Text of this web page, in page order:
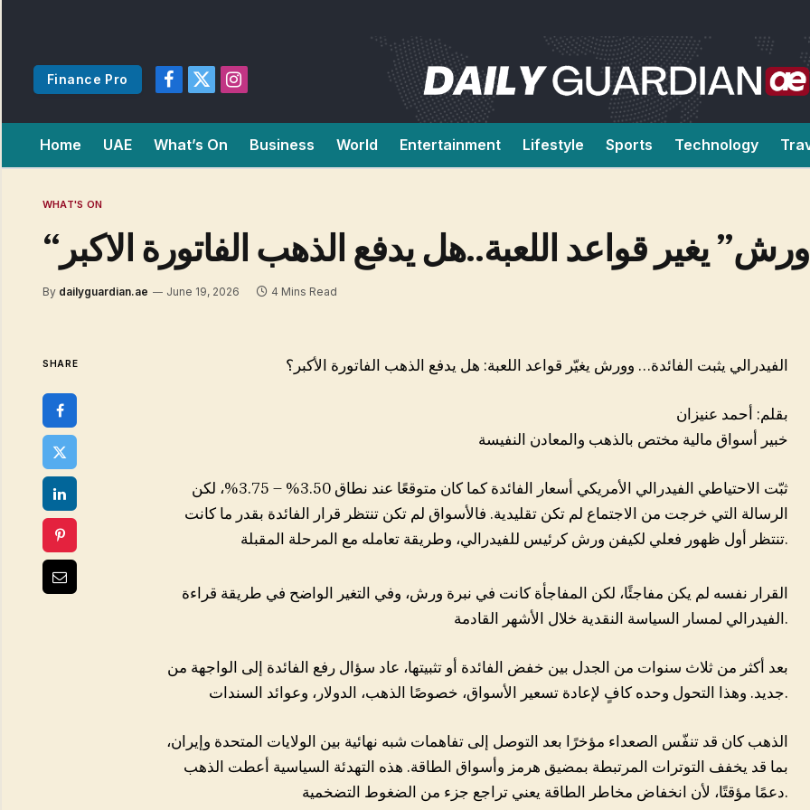
Finance Pro
Facebook
X
Instagram
Home UAE What’s On Business World Entertainment Lifestyle Sports Technology
WHAT'S ON
“ورش” يغير قواعد اللعبة..هل يدفع الذهب الفاتورة الاكبر
By dailyguardian.ae June 19, 2026 4 Mins Read
SHARE الفيدرالي يثبت الفائدة… وورش يغيّر قواعد اللعبة: هل يدفع الذهب الفاتورة الأكبر؟
بقلم: أحمد عنيزان
خبير أسواق مالية مختص بالذهب والمعادن النفيسة
ثبّت الاحتياطي الفيدرالي الأمريكي أسعار الفائدة كما كان متوقعًا عند نطاق 3.50% – 3.75%، لكن
الرسالة التي خرجت من الاجتماع لم تكن تقليدية. فالأسواق لم تكن تنتظر قرار الفائدة بقدر ما كانت
تنتظر أول ظهور فعلي لكيفن ورش كرئيس للفيدرالي، وطريقة تعامله مع المرحلة المقبلة.
القرار نفسه لم يكن مفاجئًا، لكن المفاجأة كانت في نبرة ورش، وفي التغير الواضح في طريقة قراءة
الفيدرالي لمسار السياسة النقدية خلال الأشهر القادمة.
بعد أكثر من ثلاث سنوات من الجدل بين خفض الفائدة أو تثبيتها، عاد سؤال رفع الفائدة إلى الواجهة من
جديد. وهذا التحول وحده كافٍ لإعادة تسعير الأسواق، خصوصًا الذهب، الدولار، وعوائد السندات.
الذهب كان قد تنفّس الصعداء مؤخرًا بعد التوصل إلى تفاهمات شبه نهائية بين الولايات المتحدة وإيران،
بما قد يخفف التوترات المرتبطة بمضيق هرمز وأسواق الطاقة. هذه التهدئة السياسية أعطت الذهب
دعمًا مؤقتًا، لأن انخفاض مخاطر الطاقة يعني تراجع جزء من الضغوط التضخمية.